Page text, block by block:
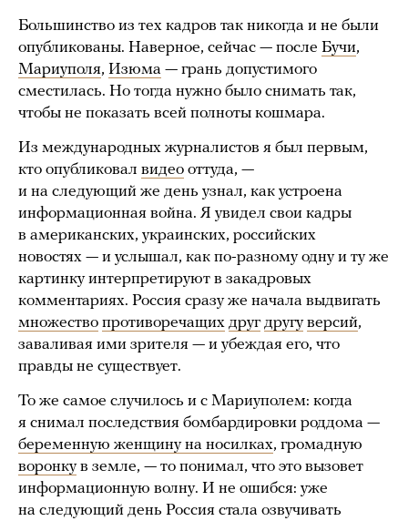
Большинство из тех кадров так никогда и не были
опубликованы. Наверное, сейчас — после Бучи,
Мариуполя, Изюма — грань допустимого
сместилась. Но тогда нужно было снимать так,
чтобы не показать всей полноты кошмара.
Из международных журналистов я был первым,
кто опубликовал видео оттуда, —
и на следующий же день узнал, как устроена
информационная война. Я увидел свои кадры
в американских, украинских, российских
новостях — и услышал, как по-разному одну и ту же
картинку интерпретируют в закадровых
комментариях. Россия сразу же начала выдвигать
множество противоречащих друг другу версий,
заваливая ими зрителя — и убеждая его, что
правды не существует.
То же самое случилось и с Мариуполем: когда
я снимал последствия бомбардировки роддома —
беременную женщину на носилках, громадную
воронкув земле, — то понимал, что это вызовет
информационную волну. И не ошибся: уже
на следующий день Россия стала озвучивать